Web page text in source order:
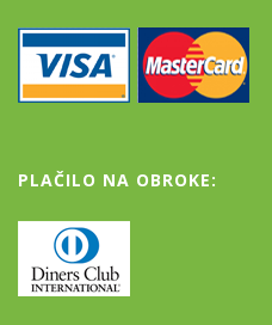
PLAČILO NA OBROKE: